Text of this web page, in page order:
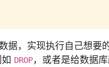
据，实现执行自己想要
DROP，或者是给数据